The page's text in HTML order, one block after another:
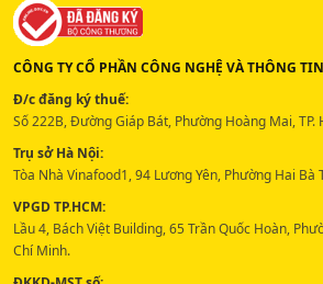
CÔNG TY CỔ PHẦN CÔNG NGHỆ VÀ THÔNG
Đ/c đăng ký thuế:
Số 222B, Đường Giáp Bát, Phường Hoàng Mai, TP.
Trụ sở Hà Nội:
Tòa Nhà Vinafood1, 94 Lương Yên, Phường Hai Bà
VPGD TP.HCM:
Lầu 4, Bách Việt Building, 65 Trần Quốc Hoàn,
Chí Minh.